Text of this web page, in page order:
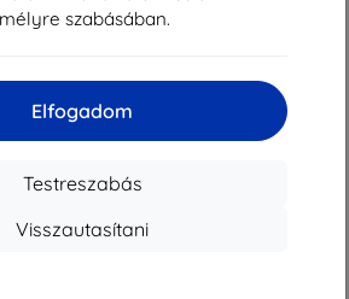
szabásában.
Elfogadom
Testreszabás
Visszautasítani